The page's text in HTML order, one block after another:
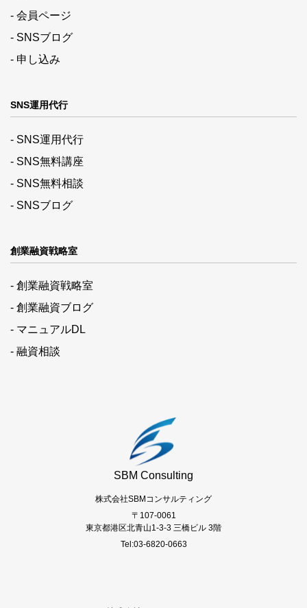
- 会員ページ
- SNSブログ
- 申し込み
SNS運用代行
- SNS運用代行
- SNS無料講座
- SNS無料相談
- SNSブログ
創業融資戦略室
- 創業融資戦略室
- 創業融資ブログ
- マニュアルDL
- 融資相談
SBM Consulting
株式会社SBMコンサルティング
〒107-0061
東京都港区北青山1-3-3 三橋ビル 3階
Tel:03-6820-0663